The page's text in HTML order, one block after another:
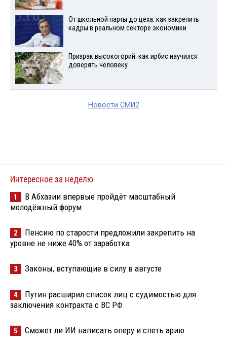
От школьной парты до цеха: как закрепить
кадры в реальном секторе экономики
Призрак высокогорий: как ирбис научился
доверять человеку
Новости СМИ2
Интересное за неделю
1
В Абхазии впервые пройдёт масштабный
молодёжный форум
2
Пенсию по старости предложили закрепить на
уровне не ниже 40% от заработка
3 Законы, вступающие в силу в августе
4
Путин расширил список лиц с судимостью для
заключения контракта с ВС РФ
5 Сможет ли ИИ написать оперу и спеть арию